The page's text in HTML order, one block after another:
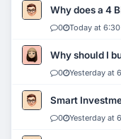
Why does a 4
0 Today at
Why should I
0 Yesterday at
Smart
0 Yesterday at